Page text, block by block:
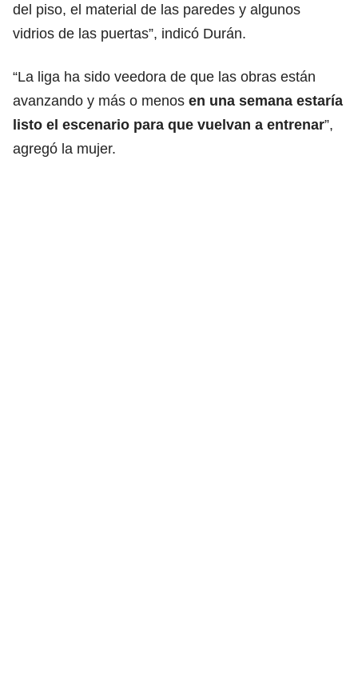
del piso, el material de las paredes y algunos
vidrios de las puertas”, indicó Durán.
“La liga ha sido veedora de que las obras están
avanzando y más o menos en una semana estaría
listo el escenario para que vuelvan a entrenar”,
agregó la mujer.